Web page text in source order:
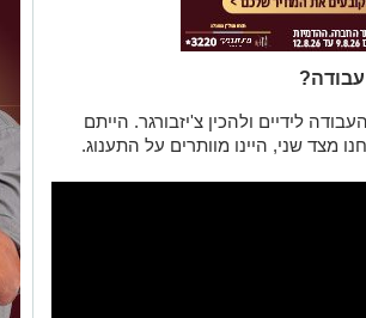
עבודה?
לידיים ולהכין צ'יזבורגר. הייתם
מצד שני, היינו מוותרים על התענוג.